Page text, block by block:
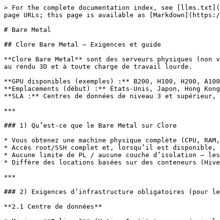
> For the complete documentation index, see [llms.txt](https://docs.clore.ai/llms.txt). Markdown versions of documentation pages are available by appending `.md` to page URLs; this page is available as [Markdown](https://docs.clore.ai/clore.ai/clore.ai-eng-fr/pour-les-hotes/advanced/bare-metal.md).

# Bare Metal

## Clore Bare Metal — Exigences et guide

**Clore Bare Metal** sont des serveurs physiques (non virtualisés) avec un accès root complet, sans partage et sans limites de puissance. Convient à l’IA/ML, au HPC, au rendu 3D et à toute charge de travail lourde.

**GPU disponibles (exemples) :** B200, H100, H200, A100, L40S, RTX 5090, RTX 4090, etc.\
**Emplacements (début) :** États-Unis, Japon, Hong Kong et autres\
**SLA :** Centres de données de niveau 3 et supérieur, disponibilité cible **99.99%**.

***

### 1) Qu’est-ce que le Bare Metal sur Clore

* Vous obtenez une machine physique complète (CPU, RAM, disques, réseau, GPU).
* Accès root/SSH complet et, lorsqu’il est disponible, IPMI/KVM pour la réinstallation du système d’exploitation.
* Aucune limite de PL / aucune couche d’isolation — les performances correspondent au matériel.
* Diffère des locations basées sur des conteneurs (HiveOS/Docker) en ce que les ressources ne sont pas partagées.

***

### 2) Exigences d’infrastructure obligatoires (pour les fournisseurs)

**2.1 Centre de données**

* Minimum **Palier 3** (Uptime Institute ou un équivalent local reconnu).
* Documents : lettre/certificat du DC, description de la redondance (alimentation N+1/2N, refroidissement, réseau).
* **SLA 99,99 %** avec un NOC 24/7.
* Conformité aux normes de sécurité incendie ; disponibilité de procédures d’urgence (RPO/RTO).
* **Uniquement les personnes morales.** Les « salles serveurs » à domicile/au bureau ne sont pas acceptées.

**2.2 Base matérielle (minimum)**

* **CPU :** à partir de 64 threads.
* **RAM :** à partir de 128 Go (256 Go+ recommandés pour multi-GPU/HPC).
* **Stockage :** SSD NVMe ≥ 1 To, débit ≥ 1 Go/s (RAID1/10 recommandé pour le système et les données).
* **Réseau :** ≥ 1 Gbit/s symétrique (10 Gbit/s préféré, redondance L2/L3, IPv4 statique ; IPv6 est un plus).
* **GPU (niveau) :** L40S / H200 et au-dessus ou équivalents résistants aux charges lourdes :\
  B200, H100, H200, A100, L40S, RTX 4090/5090 (**cartes serveur de série A et cartes pour centre de données privilégiées**).

**2.3 Interconnexions haute performance (préférées)**

* **InfiniBand** (EDR/HDR/NDR) pour l’entraînement distribué/HPC.
* **NVLink/NVSwitch** — souhaitable pour le multi-GPU au sein d’un nœud.

#### 2.4 Fiabilité et remplacement

* En cas de panne matérielle — **à l’identique** remplacement (configuration identique ou strictement équivalente) sans dégradation du SLA.
* Stock obligatoire de pièces de rechange / pièces de secours « à chaud ».

#### 2.5 Sécurité et hygiène des données

* Stérilisation des disques entre les locations : **blkdiscard/secure erase/zero en 1 passe/TRIM** (journalisation).
* Isolation IPMI, **gestion** fermée, périmètre, profil ACL/DDoS.
*